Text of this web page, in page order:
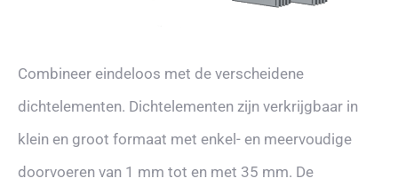
Combineer eindeloos met de verscheidene
dichtelementen. Dichtelementen zijn verkrijgbaar in
klein en groot formaat met enkel- en meervoudige
doorvoeren van 1 mm tot en met 35 mm. De